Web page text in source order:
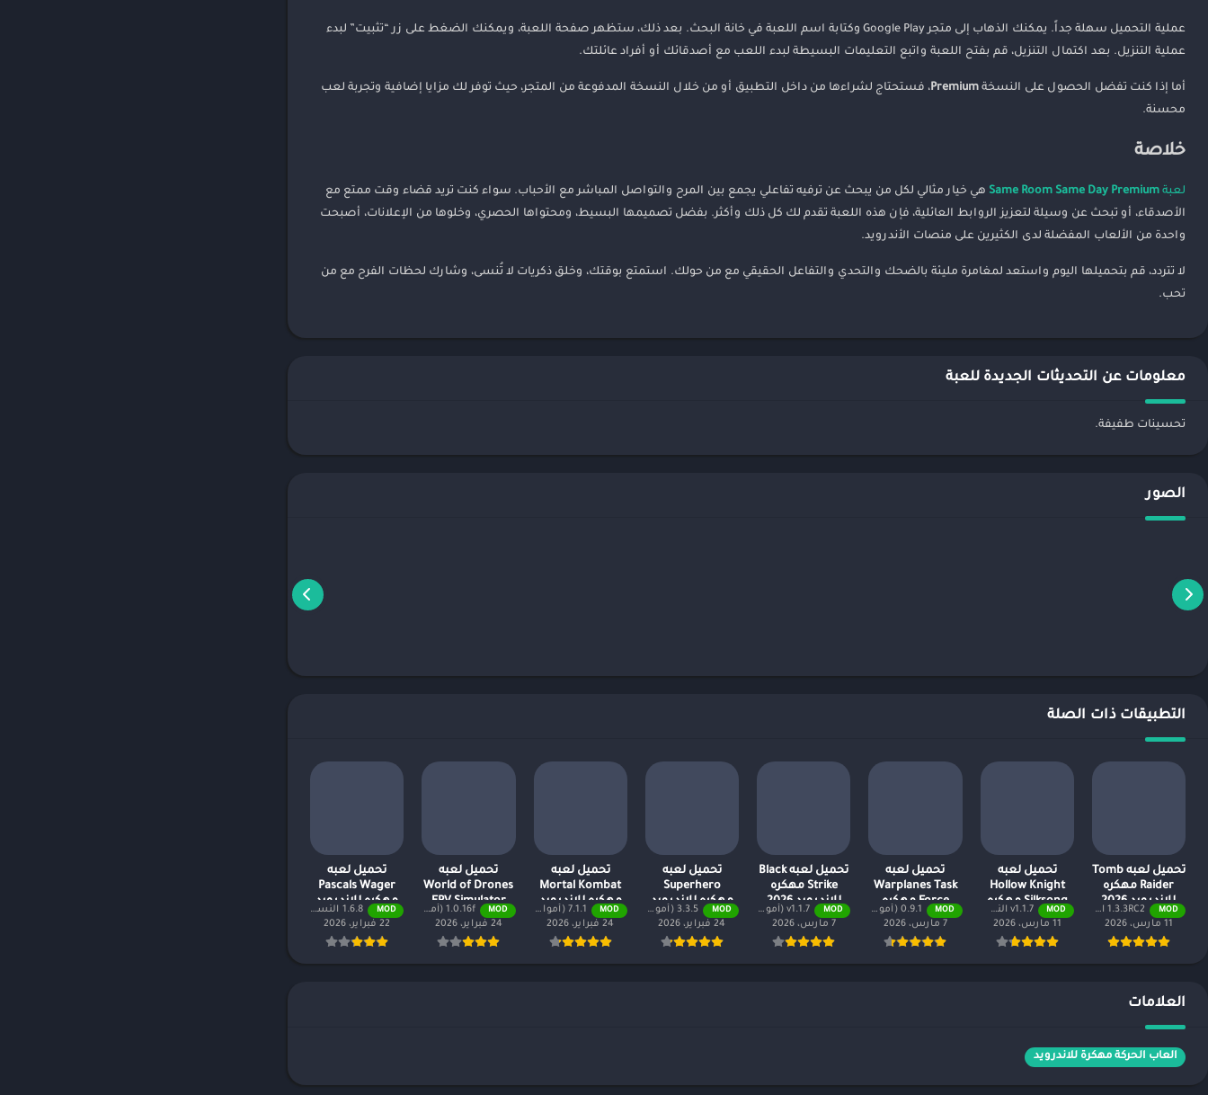
عملية التحميل سهلة جداً. يمكنك الذهاب إلى متجر Google Play وكتابة اسم اللعبة في خانة البحث. بعد ذلك، ستظهر صفحة اللعبة، ويمكنك الضغط على زر “تثبيت” لبدء
عملية التنزيل. بعد اكتمال التنزيل، قم بفتح اللعبة واتبع التعليمات البسيطة لبدء اللعب مع أصدقائك أو أفراد عائلتك.
أما إذا كنت تفضل الحصول على النسخة Premium، فستحتاج لشراءها من داخل التطبيق أو من خلال النسخة المدفوعة من المتجر، حيث توفر لك مزايا إضافية وتجربة لعب
محسنة.
خلاصة
لعبة Same Room Same Day Premium هي خيار مثالي لكل من يبحث عن ترفيه تفاعلي يجمع بين المرح والتواصل المباشر مع الأحباب. سواء كنت تريد قضاء وقت ممتع مع
الأصدقاء، أو تبحث عن وسيلة لتعزيز الروابط العائلية، فإن هذه اللعبة تقدم لك كل ذلك وأكثر. بفضل تصميمها البسيط، ومحتواها الحصري، وخلوها من الإعلانات، أصبحت
واحدة من الألعاب المفضلة لدى الكثيرين على منصات الأندرويد.
لا تتردد، قم بتحميلها اليوم واستعد لمغامرة مليئة بالضحك والتحدي والتفاعل الحقيقي مع من حولك. استمتع بوقتك، وخلق ذكريات لا تُنسى، وشارك لحظات الفرح مع من
تحب.
معلومات عن التحديثات الجديدة للعبة
تحسينات طفيفة.
الصور
التطبيقات ذات الصلة
تحميل لعبه Tomb
Raider مهكره
للاندرويد 2026
MOD
1.3.3RC2 النسخة المدفوعة مجانًا
11 مارس، 2026
تحميل لعبه
Hollow Knight
Silksong مهكره
للاندرويد 2026
MOD
v1.1.7 النسخة المدفوعة مجاناً
11 مارس، 2026
تحميل لعبه
Warplanes Task
Force مهكره
للاندرويد 2026
MOD
0.9.1 (أموال لا نهائية + جميع المستويات)
7 مارس، 2026
تحميل لعبه Black
Strike مهكره
للاندرويد 2026
MOD
v1.1.7 (أموال لا نهائية + جميع المستويات)
7 مارس، 2026
تحميل لعبه
Superhero
مهكره للاندرويد
2026
MOD
3.3.5 (أموال لا نهائية + جميع المستويات)
24 فبراير، 2026
تحميل لعبه
Mortal Kombat
مهكره للاندرويد
2026
MOD
7.1.1 (أموال لا نهائية + جميع المستويات)
24 فبراير، 2026
تحميل لعبه
World of Drones
FPV Simulator
مهكره للاندرويد
2026
MOD
1.0.16f (أموال لا نهائية + جميع المستويات)
24 فبراير، 2026
تحميل لعبه
Pascals Wager
مهكره للاندرويد
2026
MOD
1.6.8 النسخة المدفوعة مجانًا
22 فبراير، 2026
العلامات
العاب الحركة مهكرة للاندرويد